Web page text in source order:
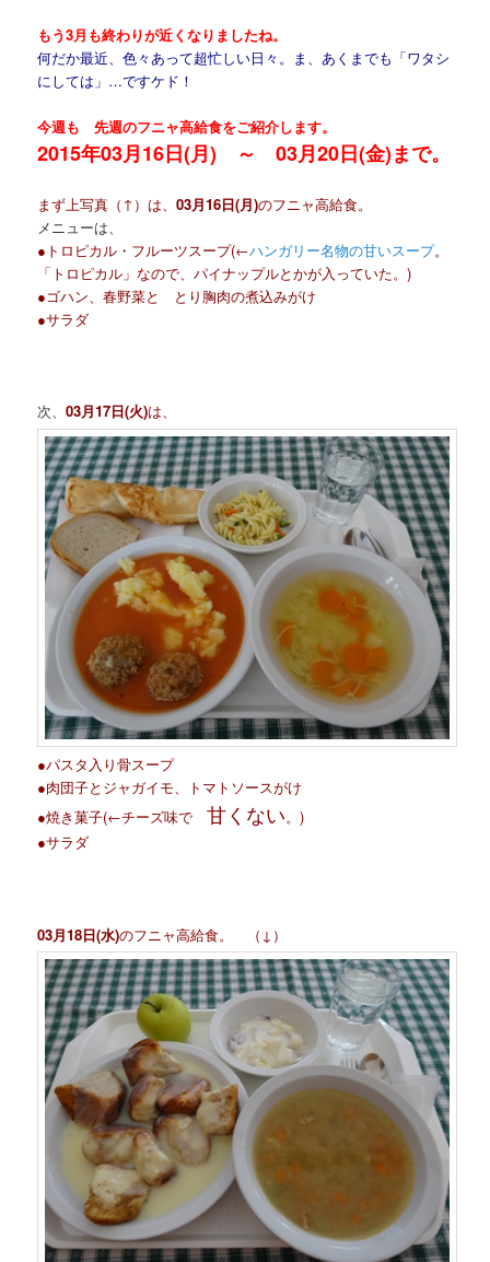
もう3月も終わりが近くなりましたね。
何だか最近、色々あって超忙しい日々。ま、あくまでも「ワタシ
にしては」…ですケド！
今週も 先週のフニャ高給食をご紹介します。
2015年03月16日(月) ～ 03月20日(金)まで。
まず上写真（↑）は、03月16日(月)のフニャ高給食。
メニューは、
●トロピカル・フルーツスープ(←ハンガリー名物の甘いスープ。
「トロピカル」なので、パイナップルとかが入っていた。)
●ゴハン、春野菜と とり胸肉の煮込みがけ
●サラダ
次、03月17日(火)は、
●パスタ入り骨スープ
●肉団子とジャガイモ、トマトソースがけ
●焼き菓子(←チーズ味で甘くない。)
●サラダ
03月18日(水)のフニャ高給食。 （↓）